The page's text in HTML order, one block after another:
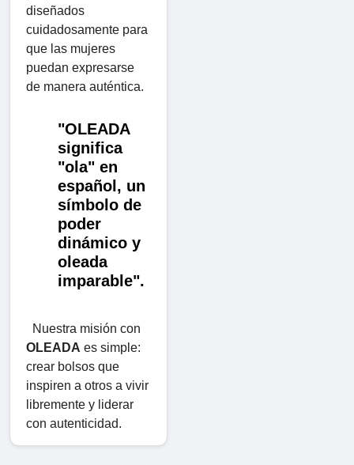
diseñados
cuidadosamente para
que las mujeres
puedan expresarse
de manera auténtica.
"OLEADA
significa
"ola" en
español, un
símbolo de
poder
dinámico y
oleada
imparable".
Nuestra misión con
OLEADA es simple:
crear bolsos que
inspiren a otros a vivir
libremente y liderar
con autenticidad.